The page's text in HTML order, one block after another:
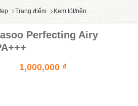
Trang điểm Kem lót/nền
Perfecting Airy
1,000,000 ₫